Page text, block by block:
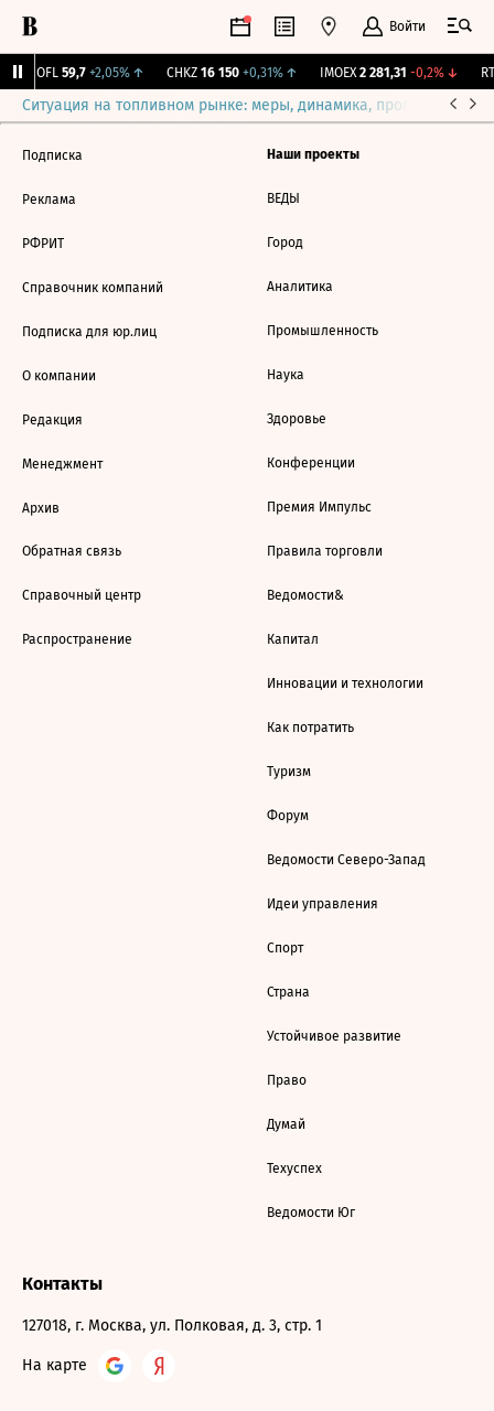
Войти
SOFL 59,7 +2,05%↑ CHKZ 16 150 +0,31%↑ IMOEX 2 281,31 -0,2%↓
Ситуация на топливном рынке: меры, динамика, прогнозы
Подписка
Реклама
РФРИТ
Справочник компаний
Подписка для юр.лиц
О компании
Редакция
Менеджмент
Архив
Обратная связь
Справочный центр
Распространение
Наши проекты
ВЕДЫ
Город
Аналитика
Промышленность
Наука
Здоровье
Конференции
Премия Импульс
Правила торговли
Ведомости&
Капитал
Инновации и технологии
Как потратить
Туризм
Форум
Ведомости Северо-Запад
Идеи управления
Спорт
Страна
Устойчивое развитие
Право
Думай
Техуспех
Ведомости Юг
Контакты
127018, г. Москва, ул. Полковая, д. 3, стр. 1
На карте